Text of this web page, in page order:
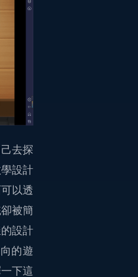
去探
設計
以透
被簡
設計
的遊
下這